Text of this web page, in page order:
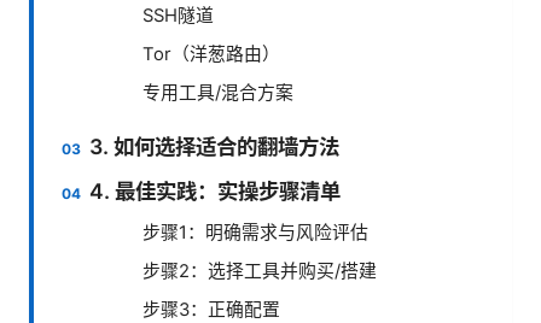
SSH隧道
Tor（洋葱路由）
专用工具/混合方案
3. 如何选择适合的翻墙方法
4. 最佳实践：实操步骤清单
步骤1：明确需求与风险评估
步骤2：选择工具并购买/搭建
步骤3：正确配置